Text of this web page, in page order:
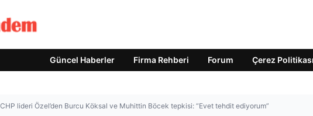
Güncel Haberler Firma Rehberi Forum Çerez Politikası
lideri Özel’den Burcu Köksal ve Muhittin Böcek tepkisi: “Evet tehdit ediyorum”